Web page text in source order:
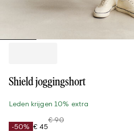
Shield joggingshort
Leden krijgen 10% extra
-50% € 45
€ 90